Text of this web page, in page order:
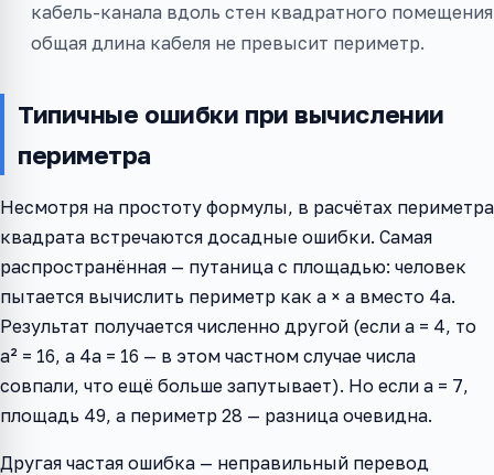
кабель-канала вдоль стен квадратного помещения
общая длина кабеля не превысит периметр.
Типичные ошибки при вычислении
периметра
Несмотря на простоту формулы, в расчётах периметра
квадрата встречаются досадные ошибки. Самая
распространённая — путаница с площадью: человек
пытается вычислить периметр как a × a вместо 4a.
Результат получается численно другой (если a = 4, то
a² = 16, а 4a = 16 — в этом частном случае числа
совпали, что ещё больше запутывает). Но если a = 7,
площадь 49, а периметр 28 — разница очевидна.
Другая частая ошибка — неправильный перевод